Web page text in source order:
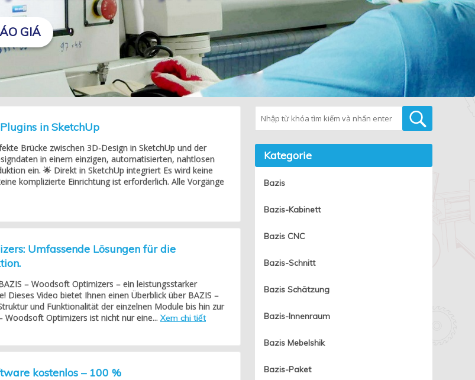
GIÁ
in SketchUp
Brücke zwischen 3D-Design in SketchUp und der
in einem einzigen, automatisierten, nahtlosen
ein. 🌟 Direkt in SketchUp integriert Es wird keine
komplizierte Einrichtung ist erforderlich. Alle Vorgänge
Umfassende Lösungen für die
– Woodsoft Optimizers – ein leistungsstarker
Dieses Video bietet Ihnen einen Überblick über BAZIS –
und Funktionalität der einzelnen Module bis hin zur
Woodsoft Optimizers ist nicht nur eine... Xem chi tiết
kostenlos – 100 %
Kategorie
Bazis
Bazis-Kabinett
Bazis CNC
Bazis-Schnitt
Bazis Schätzung
Bazis-Innenraum
Bazis Mebelshik
Bazis-Paket